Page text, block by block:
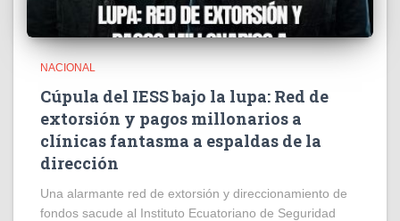
NACIONAL
Cúpula del IESS bajo la lupa: Red de
extorsión y pagos millonarios a
clínicas fantasma a espaldas de la
dirección
​Una alarmante red de extorsión y direccionamiento de
fondos sacude al Instituto Ecuatoriano de Seguridad